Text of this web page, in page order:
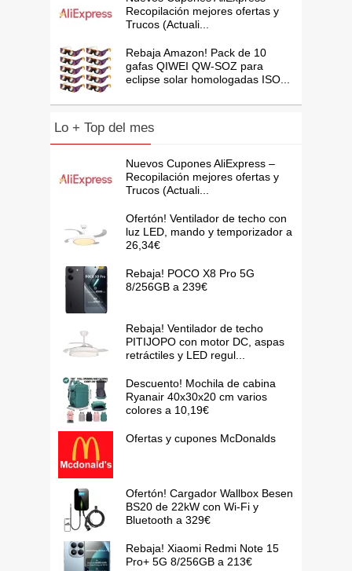
Recopilación mejores ofertas y
Trucos (Actuali...
Rebaja Amazon! Pack de 10
gafas QIWEI QW-SOZ para
eclipse solar homologadas ISO...
Lo + Top del mes
Nuevos Cupones AliExpress –
Recopilación mejores ofertas y
Trucos (Actuali...
Ofertón! Ventilador de techo con
luz LED, mando y temporizador a
26,34€
Rebaja! POCO X8 Pro 5G
8/256GB a 239€
Rebaja! Ventilador de techo
PITIJOPO con motor DC, aspas
retráctiles y LED regul...
Descuento! Mochila de cabina
Ryanair 40x30x20 cm varios
colores a 10,19€
Ofertas y cupones McDonalds
Ofertón! Cargador Wallbox Besen
BS20 de 22kW con Wi-Fi y
Bluetooth a 329€
Rebaja! Xiaomi Redmi Note 15
Pro+ 5G 8/256GB a 213€